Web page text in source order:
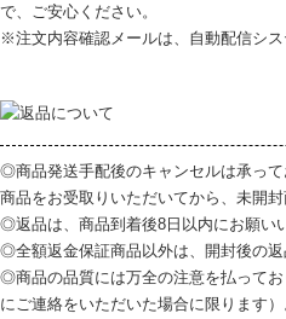
で、ご安心ください。
※注文内容確認メールは、自動配信シス
◎商品発送手配後のキャンセルは承っ
商品をお受取りいただいてから、未開
◎返品は、商品到着後8日以内にお願い
◎全額返金保証商品以外は、開封後の返
◎商品の品質には万全の注意を払って
にご連絡をいただいた場合に限ります）